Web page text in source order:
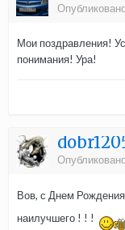
Мои поздравления!
понимания! Ура!
Вов, с Днем
наилучшего ! ! !